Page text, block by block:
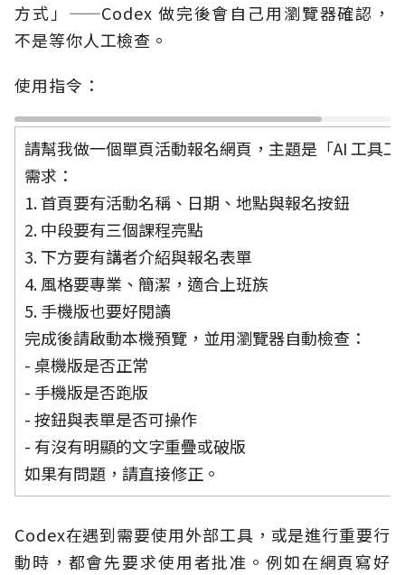
方式」——Codex 做完後會自己用瀏覽器確認，
不是等你人工檢查。
使用指令：
請幫我做一個單頁活動報名網頁，主題是「AI 工具
需求：
1. 首頁要有活動名稱、日期、地點與報名按鈕
2. 中段要有三個課程亮點
3. 下方要有講者介紹與報名表單
4. 風格要專業、簡潔，適合上班族
5. 手機版也要好閱讀
完成後請啟動本機預覽，並用瀏覽器自動檢查：
- 桌機版是否正常
- 手機版是否跑版
- 按鈕與表單是否可操作
- 有沒有明顯的文字重疊或破版
如果有問題，請直接修正。
Codex在遇到需要使用外部工具，或是進行重要行
動時，都會先要求使用者批准。例如在網頁寫好